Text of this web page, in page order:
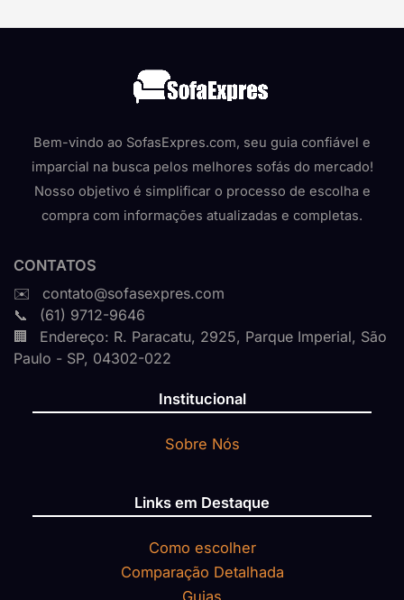
Bem-vindo ao SofasExpres.com, seu guia confiável e
imparcial na busca pelos melhores sofás do mercado!
Nosso objetivo é simplificar o processo de escolha e
compra com informações atualizadas e completas.
CONTATOS
contato@sofasexpres.com
(61) 9712-9646
Endereço: R. Paracatu, 2925, Parque Imperial, São
Paulo - SP, 04302-022
Institucional
Sobre Nós
Links em Destaque
Como escolher
Comparação Detalhada
Guias